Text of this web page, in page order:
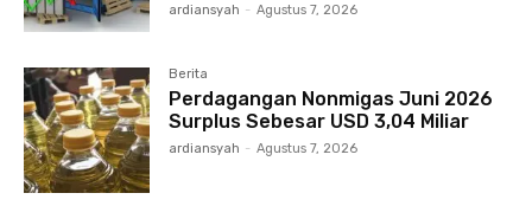
ardiansyah - Agustus 7, 2026
Berita
Perdagangan Nonmigas Juni 2026
Surplus Sebesar USD 3,04 Miliar
ardiansyah - Agustus 7, 2026